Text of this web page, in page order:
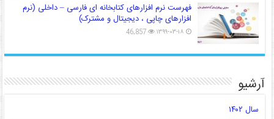
فهرست نرم افزارهای کتابخانه ای فارسی – داخلی (نرم
افزارهای چاپی ، دیجیتال و مشترک)
۱۳۹۹-۰۳-۱۸ 46,857
آرشیو
سال ۱۴۰۲